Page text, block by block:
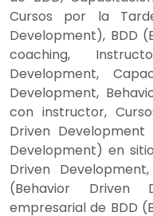
Cursos por la
Development), BDD
coaching,
Development,
Development,
con instructor,
Driven Development
Development) en
Driven
(Behavior Driven
empresarial de BDD